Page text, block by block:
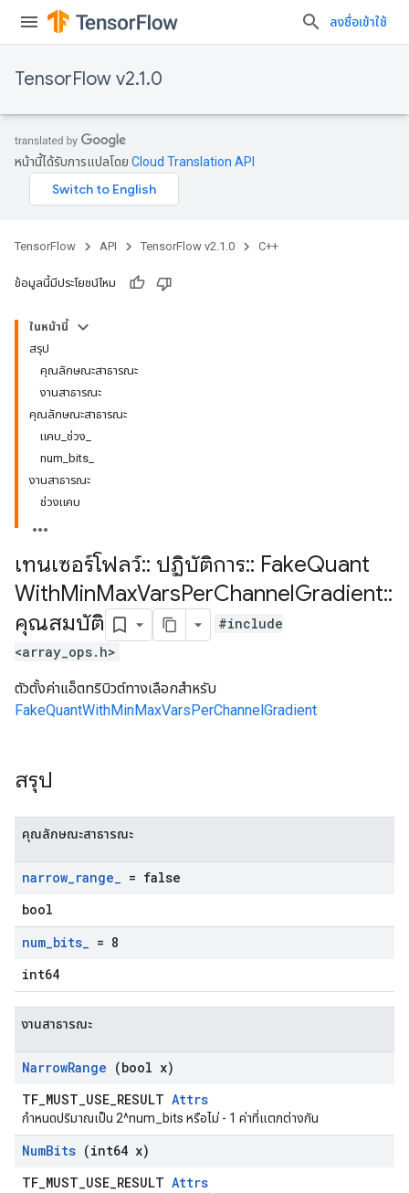
ลงชื่อเข้าใช้
TensorFlow v2.1.0
หน้านี้ได้รับการแปลโดย Cloud Translation API
TensorFlow API TensorFlow v2.1.0 C++
ข้อมูลนี้มีประโยชน์ไหม
ในหน้านี้
สรุป
คุณลักษณะสาธารณะ
งานสาธารณะ
คุณลักษณะสาธารณะ
แคบ_ช่วง_
num_bits_
งานสาธารณะ
ช่วงแคบ
เทนเซอร์โฟลว์:: ปฏิบัติการ:: FakeQuant
WithMinMaxVarsPerChannelGradient::
คุณสมบัติ
#include
<array_ops.h>
ตัวตั้งค่าแอ็ตทริบิวต์ทางเลือกสำหรับ
FakeQuantWithMinMaxVarsPerChannelGradient
สรุป
คุณลักษณะสาธารณะ
narrow_range_ = false
bool
num_bits_ = 8
int64
งานสาธารณะ
NarrowRange (bool x)
TF_MUST_USE_RESULT Attrs
กำหนดปริมาณเป็น 2^num_bits หรือไม่ - 1 ค่าที่แตกต่างกัน
NumBits (int64 x)
TF_MUST_USE_RESULT Attrs